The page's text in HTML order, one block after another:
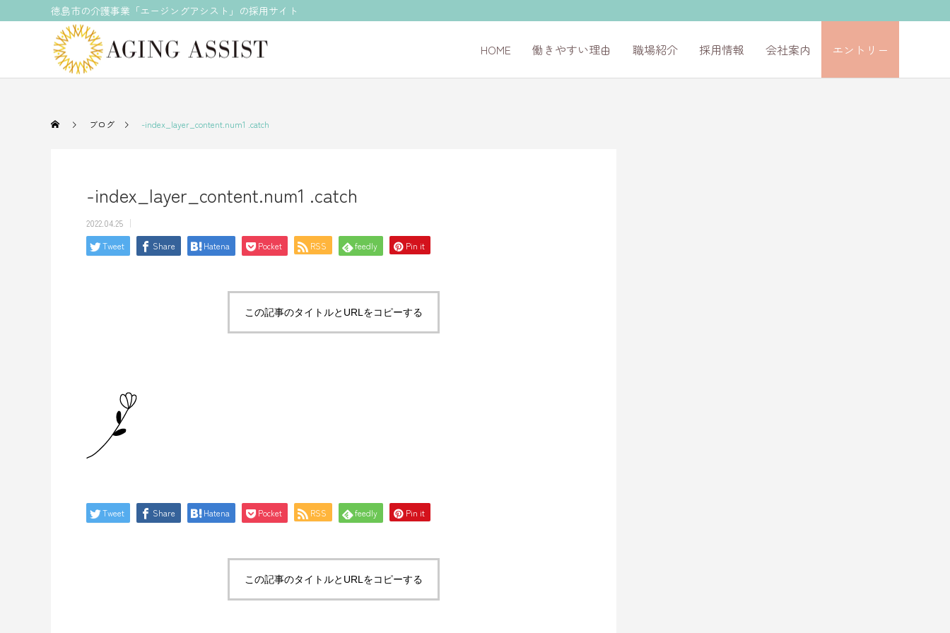
徳島市の介護事業「エージングアシスト」の採用サイト
HOME 働きやすい理由 職場紹介 採用情報 会社案内 エントリー
ブログ -index_layer_content.num1 .catch
-index_layer_content.num1 .catch
2022.04.25
Tweet
Share Hatena Pocket RSS feedly Pin it
この記事のタイトルとURLをコピーする
Tweet Share Hatena Pocket RSS feedly Pin it
この記事のタイトルとURLをコピーする